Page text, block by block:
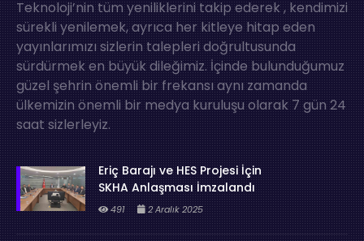
Teknoloji’nin tüm yeniliklerini takip ederek , kendimizi
sürekli yenilemek, ayrıca her kitleye hitap eden
yayınlarımızı sizlerin talepleri doğrultusunda
sürdürmek en büyük dileğimiz. İçinde bulunduğumuz
güzel şehrin önemli bir frekansı aynı zamanda
ülkemizin önemli bir medya kuruluşu olarak 7 gün 24
saat sizlerleyiz.
Eriç Barajı ve HES Projesi İçin
SKHA Anlaşması İmzalandı
491 2 Aralık 2025